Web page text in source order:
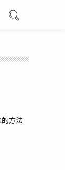
方法